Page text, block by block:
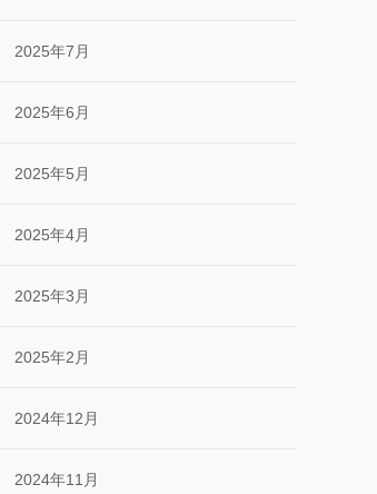
2025年7月
2025年6月
2025年5月
2025年4月
2025年3月
2025年2月
2024年12月
2024年11月